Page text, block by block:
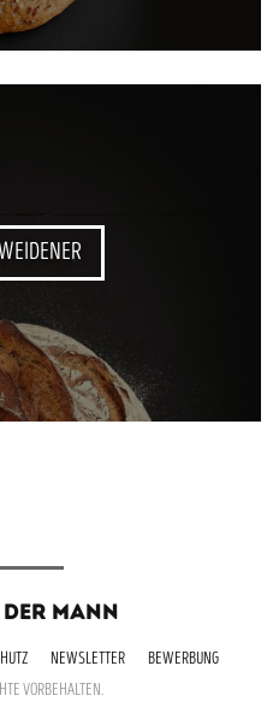
MANN
NEWSLETTER
BEWERBUNG
VORBEHALTEN.